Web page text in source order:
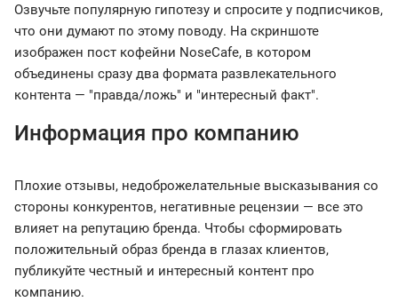
Озвучьте популярную гипотезу и спросите у подписчиков,
что они думают по этому поводу. На скриншоте
изображен пост кофейни NoseCafe, в котором
объединены сразу два формата развлекательного
контента — "правда/ложь" и "интересный факт".
Информация про компанию
Плохие отзывы, недоброжелательные высказывания со
стороны конкурентов, негативные рецензии — все это
влияет на репутацию бренда. Чтобы сформировать
положительный образ бренда в глазах клиентов,
публикуйте честный и интересный контент про
компанию.